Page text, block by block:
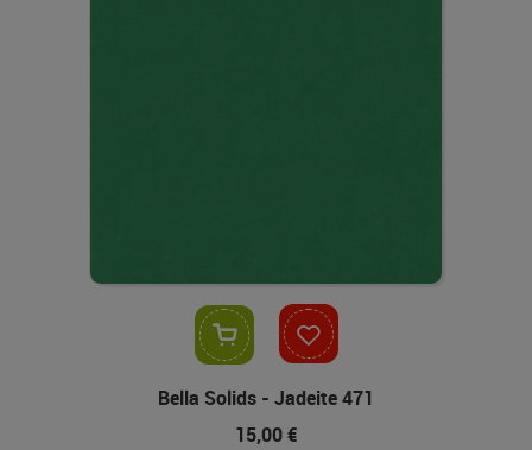
Bella Solids - Jadeite 471
15,00 €